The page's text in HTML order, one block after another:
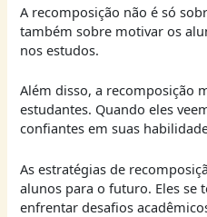
A recomposição não é só
também sobre motivar os
nos estudos.
Além disso, a recomposição
estudantes. Quando eles
confiantes em suas
As estratégias de
alunos para o futuro. Eles se
enfrentar desafios